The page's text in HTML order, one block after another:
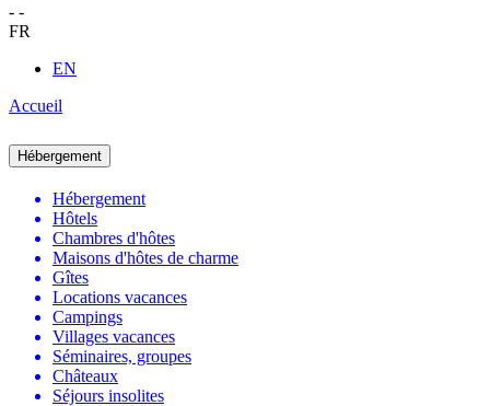
- -
FR
EN
Accueil
Hébergement
Hébergement
Hôtels
Chambres d'hôtes
Maisons d'hôtes de charme
Gîtes
Locations vacances
Campings
Villages vacances
Séminaires, groupes
Châteaux
Séjours insolites